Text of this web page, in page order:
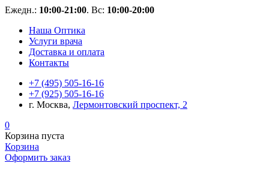
Ежедн.: 10:00-21:00. Вс: 10:00-20:00
Наша Оптика
Услуги врача
Доставка и оплата
Контакты
+7 (495) 505-16-16
+7 (925) 505-16-16
г. Москва, Лермонтовский проспект, 2
0
Корзина пуста
Корзина
Оформить заказ